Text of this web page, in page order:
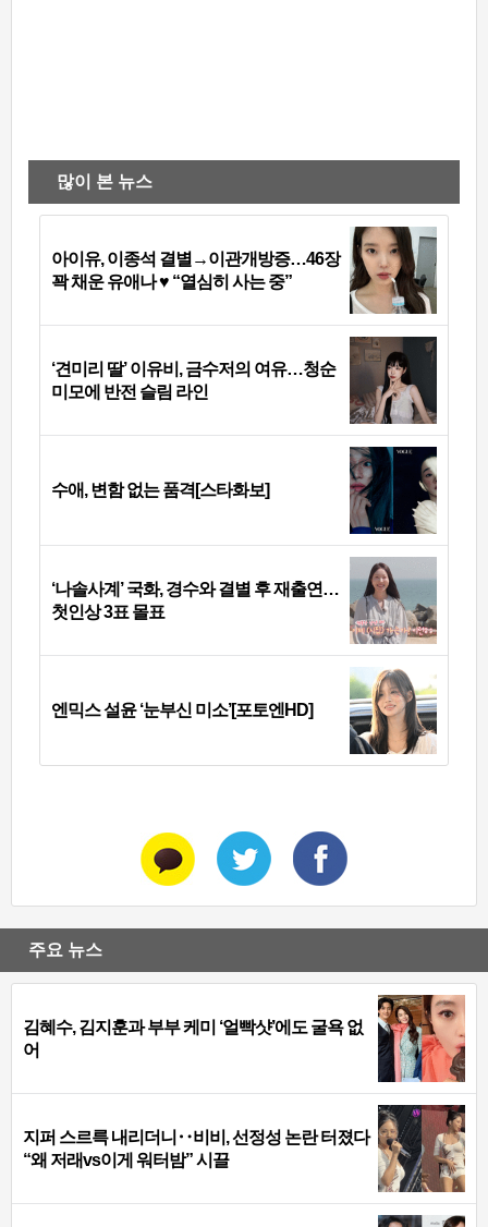
많이 본 뉴스
아이유, 이종석 결별→이관개방증…46장
꽉 채운 유애나 ♥ “열심히 사는 중”
‘견미리 딸’ 이유비, 금수저의 여유…청순
미모에 반전 슬림 라인
수애, 변함 없는 품격[스타화보]
‘나솔사계’ 국화, 경수와 결별 후 재출연…
첫인상 3표 몰표
엔믹스 설윤 ‘눈부신 미소’[포토엔HD]
주요 뉴스
김혜수, 김지훈과 부부 케미 ‘얼빡샷’에도 굴욕 없
어
지퍼 스르륵 내리더니‥비비, 선정성 논란 터졌다
“왜 저래vs이게 워터밤” 시끌